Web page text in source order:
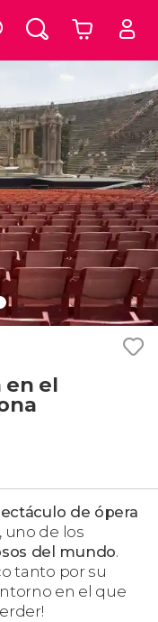
en el
de ópera
, uno de los
del mundo.
tanto por su
en el que